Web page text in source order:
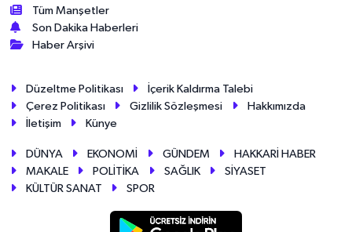
Tüm Manşetler
Son Dakika Haberleri
Haber Arşivi
Düzeltme Politikası
İçerik Kaldırma Talebi
Çerez Politikası
Gizlilik Sözleşmesi
Hakkımızda
İletişim
Künye
DÜNYA EKONOMİ GÜNDEM
HAKKARİ HABER
MAKALE
POLİTİKA SAĞLIK
SİYASET
KÜLTÜR SANAT
SPOR